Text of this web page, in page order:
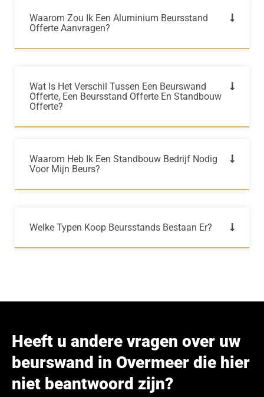
Waarom Zou Ik Een Aluminium Beursstand
Offerte Aanvragen?
Wat Is Het Verschil Tussen Een Beurswand
Offerte, Een Beursstand Offerte En Standbouw
Offerte?
Waarom Heb Ik Een Standbouw Bedrijf Nodig
Voor Mijn Beurs?
Welke Typen Koop Beursstands Bestaan Er?
Heeft u andere vragen over uw
beurswand in Overmeer die hier
niet beantwoord zijn?